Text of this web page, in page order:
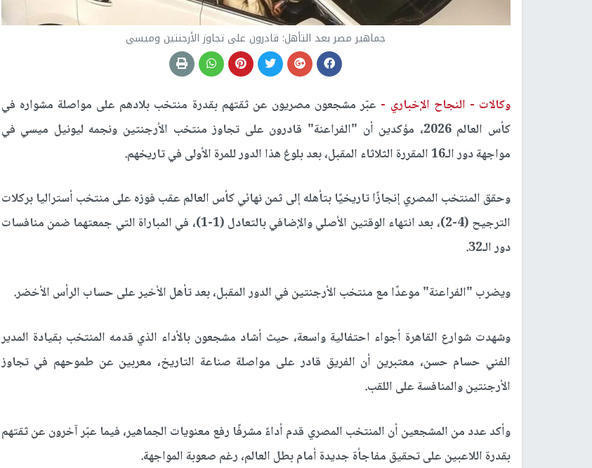
جماهير مصر بعد التأهل: قادرون على تجاوز الأرجنتين وميسي
وكالات - النجاح الإخباري - عبّر مشجعون مصريون عن ثقتهم بقدرة منتخب بلادهم على مواصلة مشواره في
كأس العالم 2026، مؤكدين أن "الفراعنة" قادرون على تجاوز منتخب الأرجنتين ونجمه ليونيل ميسي في
مواجهة دور الـ16 المقررة الثلاثاء المقبل، بعد بلوغ هذا الدور للمرة الأولى في تاريخهم.
وحقق المنتخب المصري إنجازًا تاريخيًا بتأهله إلى ثمن نهائي كأس العالم عقب فوزه على منتخب أستراليا بركلات
الترجيح (4-2)، بعد انتهاء الوقتين الأصلي والإضافي بالتعادل (1-1)، في المباراة التي جمعتهما ضمن منافسات
دور الـ32.
ويضرب "الفراعنة" موعدًا مع منتخب الأرجنتين في الدور المقبل، بعد تأهل الأخير على حساب الرأس الأخضر.
وشهدت شوارع القاهرة أجواء احتفالية واسعة، حيث أشاد مشجعون بالأداء الذي قدمه المنتخب بقيادة المدير
الفني حسام حسن، معتبرين أن الفريق قادر على مواصلة صناعة التاريخ، معربين عن طموحهم في تجاوز
الأرجنتين والمنافسة على اللقب.
وأكد عدد من المشجعين أن المنتخب المصري قدم أداءً مشرفًا رفع معنويات الجماهير، فيما عبّر آخرون عن ثقتهم
بقدرة اللاعبين على تحقيق مفاجأة جديدة أمام بطل العالم، رغم صعوبة المواجهة.